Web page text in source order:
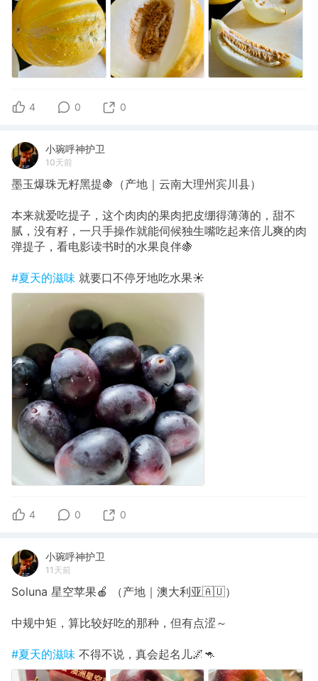
4 0 0
小琬呼神护卫
10天前
墨玉爆珠无籽黑提🍇（产地｜云南大理州宾川县）
本来就爱吃提子，这个肉肉的果肉把皮绷得薄薄的，甜不
腻，没有籽，一只手操作就能伺候独生嘴吃起来倍儿爽的肉
弹提子，看电影读书时的水果良伴🍇
#夏天的滋味 就要口不停牙地吃水果☀️
4 0 0
小琬呼神护卫
11天前
Soluna 星空苹果🍎 （产地｜澳大利亚🇦🇺）
中规中矩，算比较好吃的那种，但有点涩～
#夏天的滋味 不得不说，真会起名儿🌌🦘